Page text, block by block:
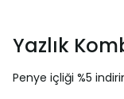
Yazlık
Penye içliği %5